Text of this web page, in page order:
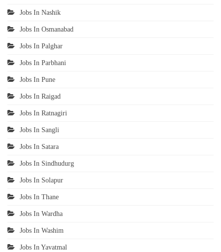
Jobs In Nashik
Jobs In Osmanabad
Jobs In Palghar
Jobs In Parbhani
Jobs In Pune
Jobs In Raigad
Jobs In Ratnagiri
Jobs In Sangli
Jobs In Satara
Jobs In Sindhudurg
Jobs In Solapur
Jobs In Thane
Jobs In Wardha
Jobs In Washim
Jobs In Yavatmal